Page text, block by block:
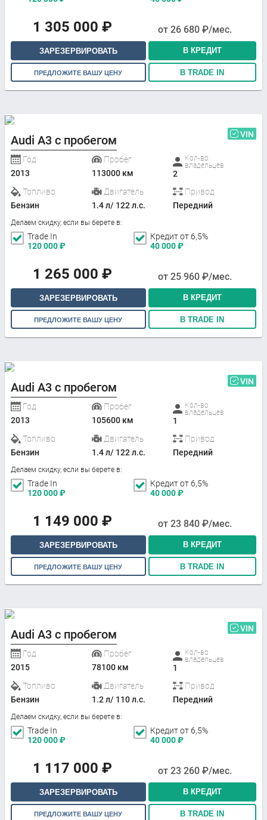
1 305 000 ₽ от 26 680 ₽/мес.
ЗАРЕЗЕРВИРОВАТЬ В КРЕДИТ
ПРЕДЛОЖИТЕ ВАШУ ЦЕНУ В TRADE IN
Audi A3 с пробегом VIN
Год
2013
Пробег
113000 км
Кол-во
владельцев
2
Топливо
Бензин
Двигатель
1.4 л/ 122 л.с.
Привод
Передний
Делаем скидку, если вы берете в:
Trade In
120 000₽
Кредит от 6,5%
40 000₽
1 265 000 ₽ от 25 960 ₽/мес.
ЗАРЕЗЕРВИРОВАТЬ В КРЕДИТ
ПРЕДЛОЖИТЕ ВАШУ ЦЕНУ В TRADE IN
Audi A3 с пробегом VIN
Год
2013
Пробег
105600 км
Кол-во
владельцев
1
Топливо
Бензин
Двигатель
1.4 л/ 122 л.с.
Привод
Передний
Делаем скидку, если вы берете в:
Trade In
120 000₽
Кредит от 6,5%
40 000₽
1 149 000 ₽ от 23 840 ₽/мес.
ЗАРЕЗЕРВИРОВАТЬ В КРЕДИТ
ПРЕДЛОЖИТЕ ВАШУ ЦЕНУ В TRADE IN
Audi A3 с пробегом VIN
Год
2015
Пробег
78100 км
Кол-во
владельцев
1
Топливо
Бензин
Двигатель
1.2 л/ 110 л.с.
Привод
Передний
Делаем скидку, если вы берете в:
Trade In
120 000₽
Кредит от 6,5%
40 000₽
1 117 000 ₽ от 23 260 ₽/мес.
ЗАРЕЗЕРВИРОВАТЬ В КРЕДИТ
ПРЕДЛОЖИТЕ ВАШУ ЦЕНУ В TRADE IN